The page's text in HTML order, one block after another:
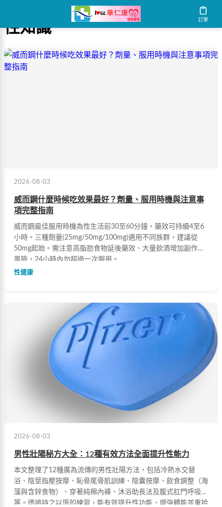
訂單
性知識
2026-08-03
威而鋼什麼時候吃效果最好？劑量、服用時機與注意事
項完整指南
威而鋼最佳服用時機為性生活前30至60分鐘，藥效可持續4至6
小時。三種劑量(25mg/50mg/100mg)適用不同族群，建議從
50mg起始。需注意高脂肪食物延後藥效、大量飲酒增加副作用
風險，24小時內勿超過一次服用。
性健康
2026-08-03
男性壯陽秘方大全：12種有效方法全面提升性能力
本文整理了12種廣為流傳的男性壯陽方法，包括冷熱水交替
浴、陰莖指壓按摩、恥骨尾骨肌訓練、陰囊按摩、飲食調整（海
藻與含鋅食物）、穿著純棉內褲、沐浴助長法及腹式肛門呼吸法
等。透過持之以恆的練習，能有效提升性功能、增強體能並重拾